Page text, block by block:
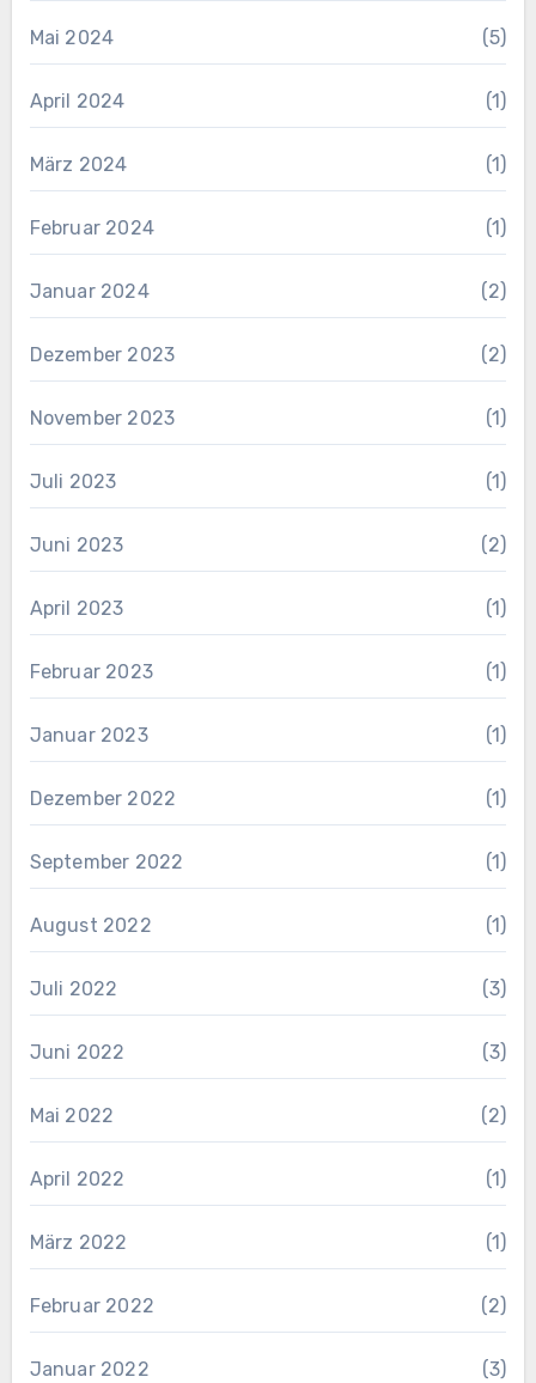
Mai 2024 (5)
April 2024 (1)
März 2024 (1)
Februar 2024 (1)
Januar 2024 (2)
Dezember 2023 (2)
November 2023 (1)
Juli 2023 (1)
Juni 2023 (2)
April 2023 (1)
Februar 2023 (1)
Januar 2023 (1)
Dezember 2022 (1)
September 2022 (1)
August 2022 (1)
Juli 2022 (3)
Juni 2022 (3)
Mai 2022 (2)
April 2022 (1)
März 2022 (1)
Februar 2022 (2)
Januar 2022 (3)